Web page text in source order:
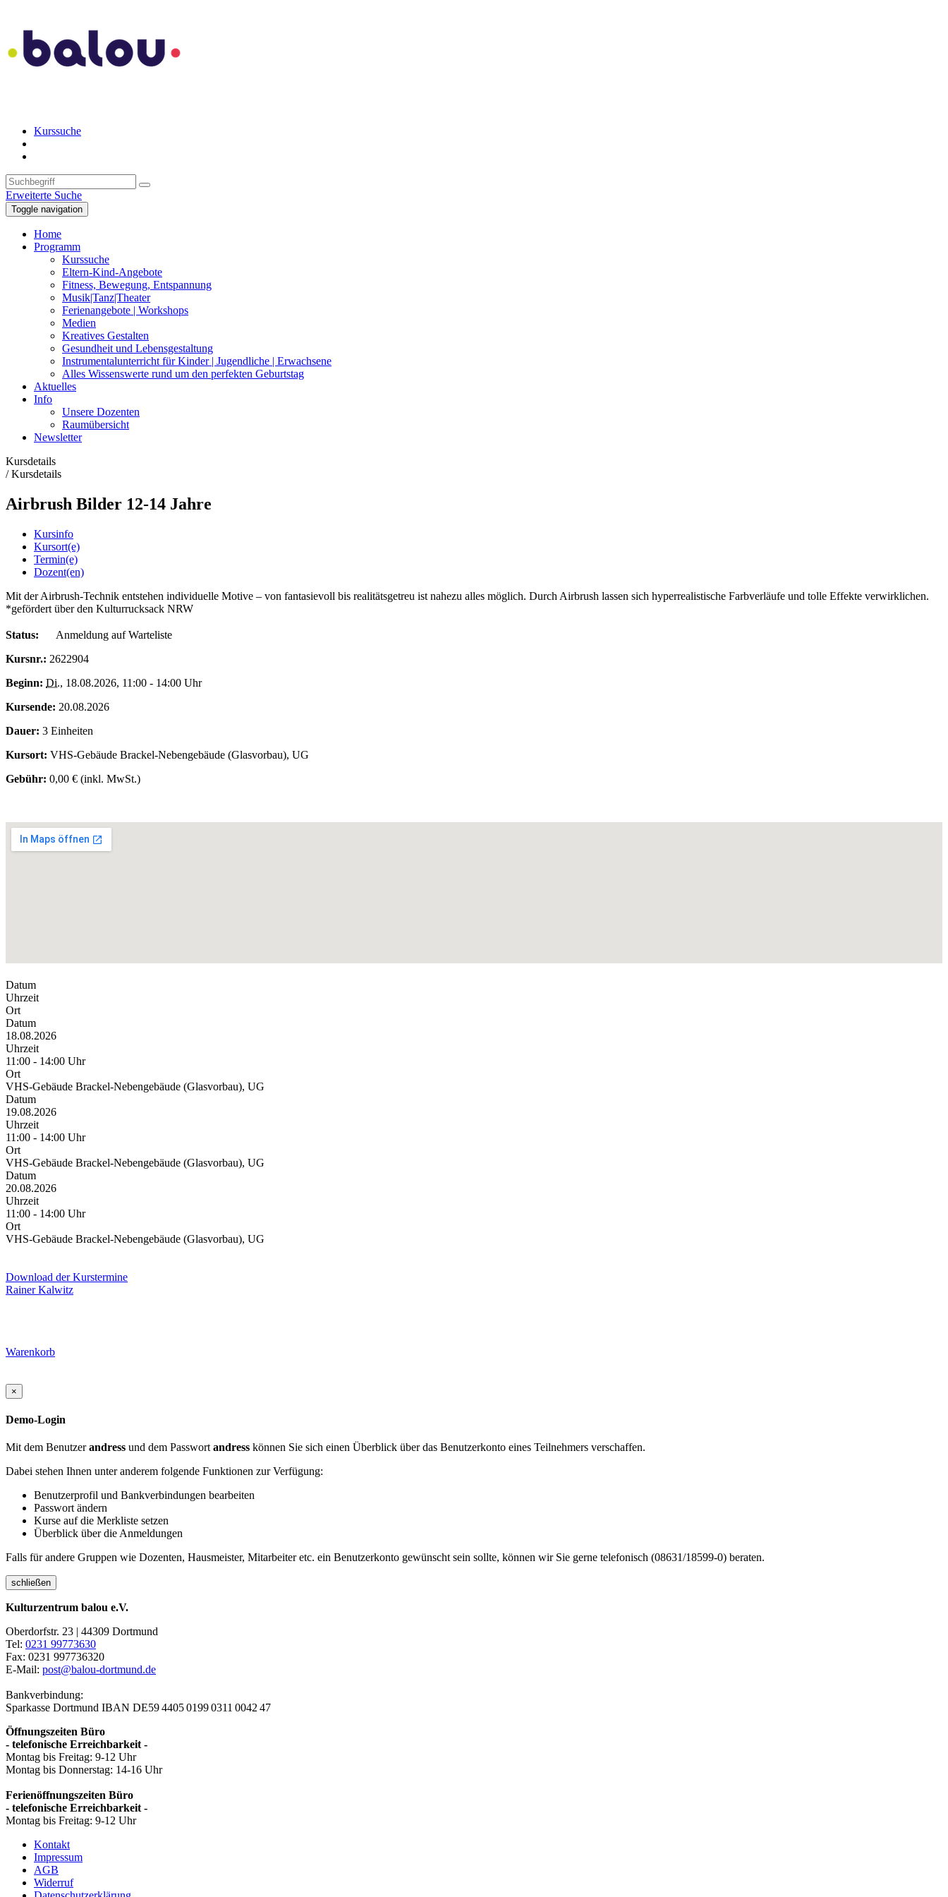
Kurssuche
Erweiterte Suche
Toggle navigation
Home
Programm
Kurssuche
Eltern-Kind-Angebote
Fitness, Bewegung, Entspannung
Musik|Tanz|Theater
Ferienangebote | Workshops
Medien
Kreatives Gestalten
Gesundheit und Lebensgestaltung
Instrumentalunterricht für Kinder | Jugendliche | Erwachsene
Alles Wissenswerte rund um den perfekten Geburtstag
Aktuelles
Info
Unsere Dozenten
Raumübersicht
Newsletter
Kursdetails
/Kursdetails
Airbrush Bilder 12-14 Jahre
Kursinfo
Kursort(e)
Termin(e)
Dozent(en)
Mit der Airbrush-Technik entstehen individuelle Motive – von fantasievoll bis realitätsgetreu ist nahezu alles möglich. Durch Airbrush lassen sich hyperrealistische Farbverläufe und tolle Effekte verwirklichen.
*gefördert über den Kulturrucksack NRW
Status:
Anmeldung auf Warteliste
Kursnr.: 2622904
Beginn: Di., 18.08.2026, 11:00 - 14:00 Uhr
Kursende: 20.08.2026
Dauer: 3 Einheiten
Kursort: VHS-Gebäude Brackel-Nebengebäude (Glasvorbau), UG
Gebühr: 0,00 € (inkl. MwSt.)
Datum
Uhrzeit
Ort
Datum
18.08.2026
Uhrzeit
11:00 - 14:00 Uhr
Ort
VHS-Gebäude Brackel-Nebengebäude (Glasvorbau), UG
Datum
19.08.2026
Uhrzeit
11:00 - 14:00 Uhr
Ort
VHS-Gebäude Brackel-Nebengebäude (Glasvorbau), UG
Datum
20.08.2026
Uhrzeit
11:00 - 14:00 Uhr
Ort
VHS-Gebäude Brackel-Nebengebäude (Glasvorbau), UG
Download der Kurstermine
Rainer Kalwitz
Warenkorb
×
Demo-Login
Mit dem Benutzerandress und dem Passwort andress können Sie sich einen Überblick über das Benutzerkonto eines Teilnehmers verschaffen.
Dabei stehen Ihnen unter anderem folgende Funktionen zur Verfügung:
Benutzerprofil und Bankverbindungen bearbeiten
Passwort ändern
Kurse auf die Merkliste setzen
Überblick über die Anmeldungen
Falls für andere Gruppen wie Dozenten, Hausmeister, Mitarbeiter etc. ein Benutzerkonto gewünscht sein sollte, können wir Sie gerne telefonisch (08631/18599-0) beraten.
schließen
Kulturzentrum balou e.V.
Oberdorfstr. 23 | 44309 Dortmund
Tel: 0231 99773630
Fax: 0231 997736320
E-Mail: post@balou-dortmund.de
Bankverbindung:
Sparkasse Dortmund IBAN DE59 4405 0199 0311 0042 47
Öffnungszeiten Büro
- telefonische Erreichbarkeit -
Montag bis Freitag: 9-12 Uhr
Montag bis Donnerstag: 14-16 Uhr
Ferienöffnungszeiten Büro
- telefonische Erreichbarkeit -
Montag bis Freitag: 9-12 Uhr
Kontakt
Impressum
AGB
Widerruf